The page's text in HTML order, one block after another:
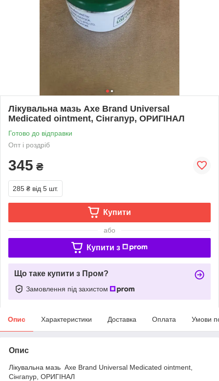
Лікувальна мазь Axe Brand Universal
Medicated ointment, Сінгапур, ОРИГІНАЛ
Готово до відправки
Опт і роздріб
345 ₴
285 ₴ від 5 шт.
Купити
або
Купити з
Що таке купити з Пром?
Замовлення під захистом
Опис Характеристики Доставка Оплата Умови
Опис
Лікувальна мазь Axe Brand Universal Medicated ointment,
Сінгапур, ОРИГІНАЛ